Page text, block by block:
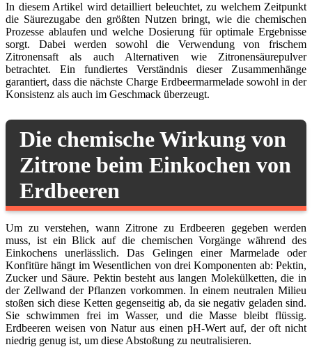
In diesem Artikel wird detailliert beleuchtet, zu welchem Zeitpunkt
die Säurezugabe den größten Nutzen bringt, wie die chemischen
Prozesse ablaufen und welche Dosierung für optimale Ergebnisse
sorgt. Dabei werden sowohl die Verwendung von frischem
Zitronensaft als auch Alternativen wie Zitronensäurepulver
betrachtet. Ein fundiertes Verständnis dieser Zusammenhänge
garantiert, dass die nächste Charge Erdbeermarmelade sowohl in der
Konsistenz als auch im Geschmack überzeugt.
Die chemische Wirkung von
Zitrone beim Einkochen von
Erdbeeren
Um zu verstehen, wann Zitrone zu Erdbeeren gegeben werden
muss, ist ein Blick auf die chemischen Vorgänge während des
Einkochens unerlässlich. Das Gelingen einer Marmelade oder
Konfitüre hängt im Wesentlichen von drei Komponenten ab: Pektin,
Zucker und Säure. Pektin besteht aus langen Molekülketten, die in
der Zellwand der Pflanzen vorkommen. In einem neutralen Milieu
stoßen sich diese Ketten gegenseitig ab, da sie negativ geladen sind.
Sie schwimmen frei im Wasser, und die Masse bleibt flüssig.
Erdbeeren weisen von Natur aus einen pH-Wert auf, der oft nicht
niedrig genug ist, um diese Abstoßung zu neutralisieren.